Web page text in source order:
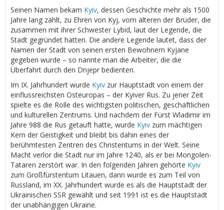
Seinen Namen bekam Kyiv, dessen Geschichte mehr als 1500
Jahre lang zählt, zu Ehren von Kyj, vom älteren der Brüder, die
zusammen mit ihrer Schwester Lybid, laut der Legende, die
Stadt gegründet hatten. Die andere Legende lautet, dass der
Namen der Stadt von seinen ersten Bewohnern Kyjane
gegeben wurde – so nannte man die Arbeiter, die die
Überfahrt durch den Dnjepr bedienten.
Im IX. Jahrhundert wurde Kyiv zur Hauptstadt von einem der
einflussreichsten Osteuropas – der Kyiver Rus. Zu jener Zeit
spielte es die Rolle des wichtigsten politischen, geschäftlichen
und kulturellen Zentrums. Und nachdem der Fürst Wladimir im
Jahre 988 die Rus getauft hatte, wurde Kyiv zum mächtigen
Kern der Geistigkeit und bleibt bis dahin eines der
berühmtesten Zentren des Christentums in der Welt. Seine
Macht verlor die Stadt nur im Jahre 1240, als er bei Mongolen-
Tataren zerstört war. In den folgenden Jahren gehörte Kyiv
zum Großfürstentum Litauen, dann wurde es zum Teil von
Russland, im XX. Jahrhundert wurde es als die Hauptstadt der
Ukrainischen SSR gewählt und seit 1991 ist es die Hauptstadt
der unabhängigen Ukraine.